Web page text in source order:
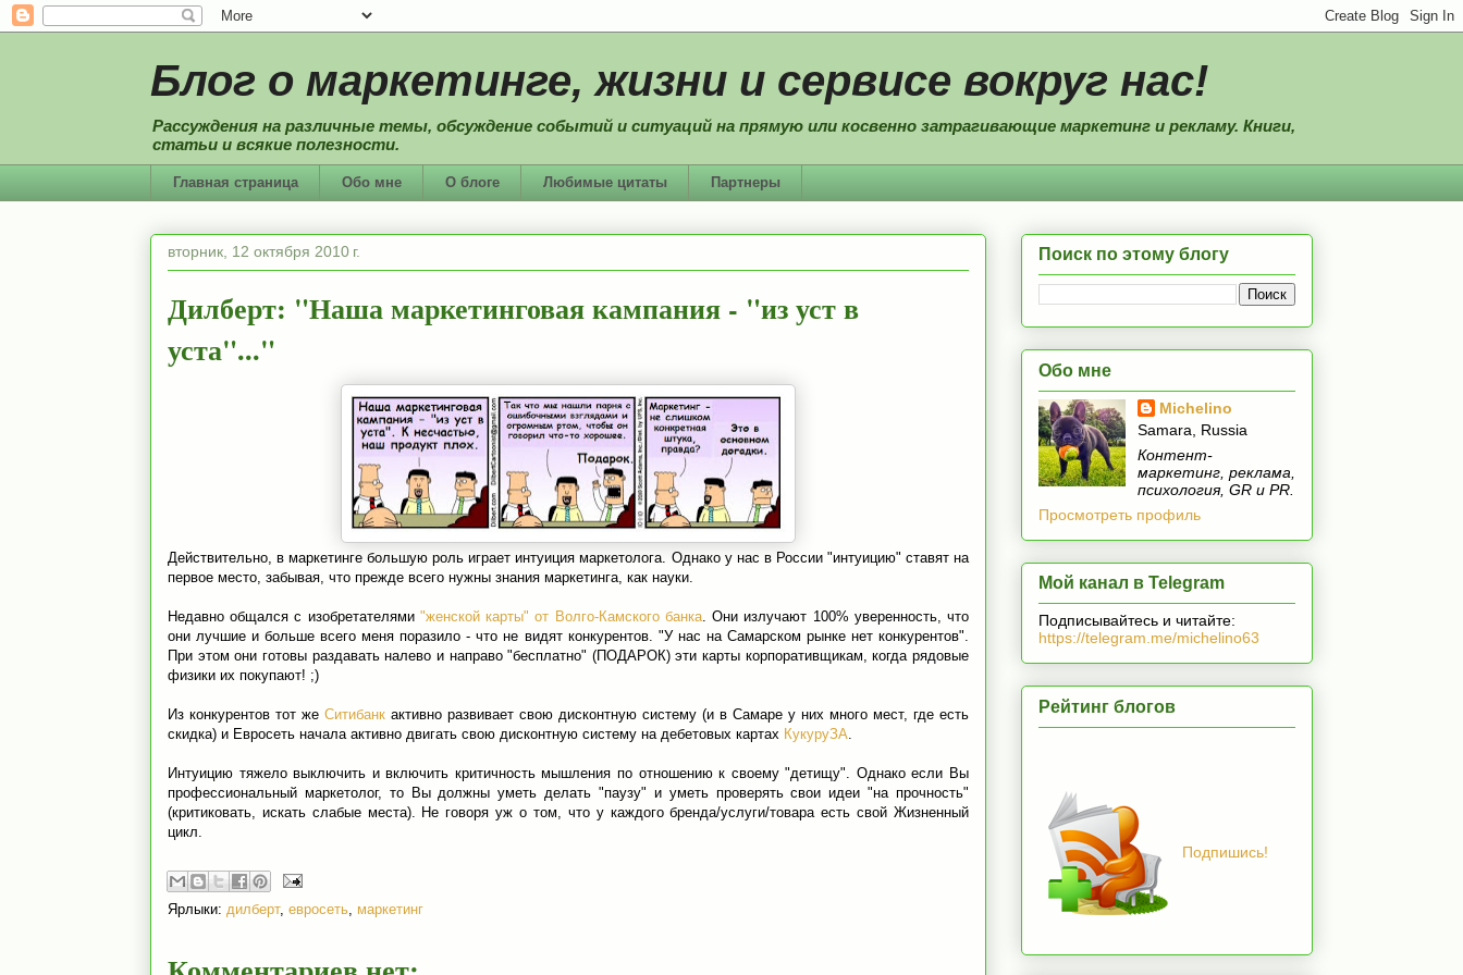
Блог о маркетинге, жизни и сервисе вокруг нас!
Рассуждения на различные темы, обсуждение событий и ситуаций на прямую или косвенно затрагивающие маркетинг и рекламу. Книги,
статьи и всякие полезности.
Главная страница Обо мне О блоге Любимые цитаты Партнеры
вторник, 12 октября 2010 г.
Дилберт: "Наша маркетинговая кампания - "из уст в
уста"..."
Действительно, в маркетинге большую роль играет интуиция маркетолога. Однако у нас в России "интуицию" ставят на
первое место, забывая, что прежде всего нужны знания маркетинга, как науки.
Недавно общался с изобретателями "женской карты" от Волго-Камского банка. Они излучают 100% уверенность, что
они лучшие и больше всего меня поразило - что не видят конкурентов. "У нас на Самарском рынке нет конкурентов".
При этом они готовы раздавать налево и направо "бесплатно" (ПОДАРОК) эти карты корпоративщикам, когда рядовые
физики их покупают! ;)
Из конкурентов тот же Ситибанк активно развивает свою дисконтную систему (и в Самаре у них много мест, где есть
скидка) и Евросеть начала активно двигать свою дисконтную систему на дебетовых картах КукуруЗА
Интуицию тяжело выключить и включить критичность мышления по отношению к своему "детищу". Однако если Вы
профессиональный маркетолог, то Вы должны уметь делать "паузу" и уметь проверять свои идеи "на прочность"
(критиковать, искать слабые места). Не говоря уж о том, что у каждого бренда/услуги/товара есть свой Жизненный
цикл.
Ярлыки: дилберт, евросеть маркетинг
Поиск по этому блогу
Обо мне
Michelino
Samara, Russia
Контент-
маркетинг, реклама,
психология, GR и PR.
Просмотреть профиль
Мой канал в Telegram
Подписывайтесь и читайте:
https://telegram.me/michelino63
Рейтинг блогов
Подпишись!